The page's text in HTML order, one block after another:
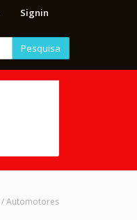
Signin
Pesquisa
/ Automotores